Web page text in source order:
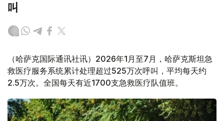
叫
（哈萨克国际通讯社讯）2026年1月至7月，哈萨克斯坦急
救医疗服务系统累计处理超过525万次呼叫，平均每天约
2.5万次。全国每天有近1700支急救医疗队值班。